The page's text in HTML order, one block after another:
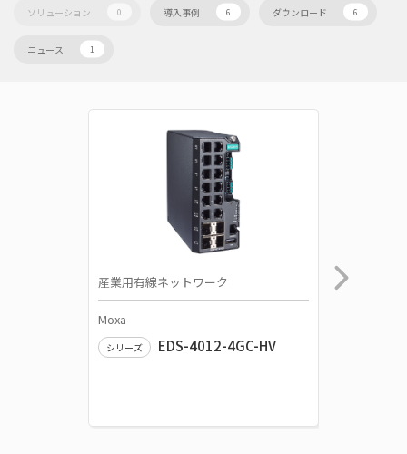
ソリューション 0 導入事例 6 ダウンロード 6
ニュース 1
産業用有線ネットワーク
Moxa
シリーズ EDS-4012-4GC-HV